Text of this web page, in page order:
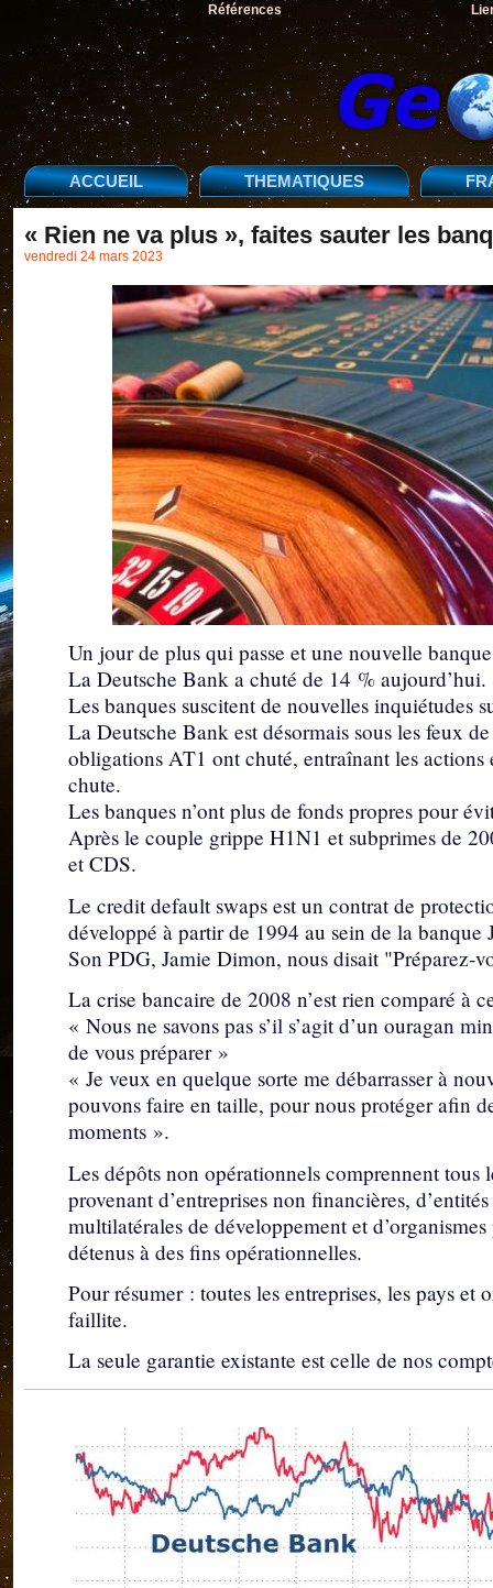
Références
ACCUEIL THEMATIQUES
« Rien ne va plus », faites sauter les
vendredi 24 mars 2023
Un jour de plus qui passe et une nouvelle
La Deutsche Bank a chuté de 14 % aujourd’hui.
Les banques suscitent de nouvelles inquiétudes
La Deutsche Bank est désormais sous les feux
obligations AT1 ont chuté, entraînant les
chute.
Les banques n’ont plus de fonds propres pour
Après le couple grippe H1N1 et subprimes de
et CDS.
Le credit default swaps est un contrat de
développé à partir de 1994 au sein de la banque
Son PDG, Jamie Dimon, nous disait "Préparez-
La crise bancaire de 2008 n’est rien comparé à
« Nous ne savons pas s’il s’agit d’un ouragan
de vous préparer »
« Je veux en quelque sorte me débarrasser à
pouvons faire en taille, pour nous protéger afin
moments ».
Les dépôts non opérationnels comprennent tous
provenant d’entreprises non financières,
multilatérales de développement et
détenus à des fins opérationnelles.
Pour résumer : toutes les entreprises, les pays
faillite.
La seule garantie existante est celle de nos